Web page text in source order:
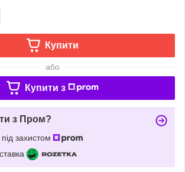
Купити
або
Купити з
з Пром?
захистом